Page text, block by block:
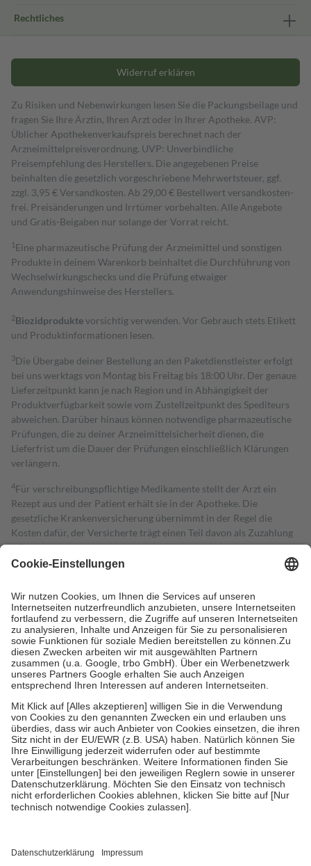
Rechtliches
Widerruf erklären
Zu Risiken und Nebenwirkungen lesen Sie die Packungsbeilage und
fragen Sie Ihre Ärztin, Ihren Arzt oder in Ihrer Apotheke. AVP:
Üblicher Apothekenverkaufspreis berechnet nach der
Arzneimittelpreisverordnung. UVP: Unverbindliche
Preisempfehlung des Herstellers. Die angegebenen Preise
beinhalten die gesetzlich vorgeschriebene Mehrwertsteuer, ggf.
zzgl. 3,95 € Versandkosten. Ab 29,00 € Bestell­wert versand­kosten­
frei. Preisänderungen und Irrtümer vorbehalten. Alle Angebote
und Gratis-Beigaben nur solange der Vorrat reicht.
1 Eine pharmazeutische Prüfung der Arzneimittel und sonstigen
Produkte in deinem Warenkorb beinhaltet die Durchführung von
Wechselwirkungschecks und die Prüfung etwaiger
Anwendungshinweise des Herstellers.
2Biozidproduktevorsichtig verwenden. Vor Gebrauch stets Etikett
und Produktinformationen lesen.
3Die Übergabe deiner Bestellung an den Paketdienstleister erfolgt
bei uns werktags von Montag bis Freitag bis 18:00 Uhr. Der genaue
Lieferzeitpunkt kann je nach Region und in Abhängigkeit der
Produktverfügbarkeit sowie vom Zustellzeitpunkt des Spediteurs
abweichen. Darüber hinaus können notwendige pharmazeutische
Prüfungen, die zu deiner Arzneimittelsicherheit dienen, die
Lieferfrist um die Dauer der Prüfungen einschließlich Klärungen
verlängern.
4Für verschreibungspflichtige Medikamente stellt der Arzt ein
Rezept aus und der Patient erhält sie in der Apotheke. Die
gesetzliche Krankenversicherung übernimmt in der Regel die
Kosten dafür, der Versicherte trägt einen Teil davon als Zuzahlung
mit.
Grundsätzlich leisten Mitglieder Zuzahlungen in Höhe von zehn
höchstens zehn Euro.
Es sind jedoch nie mehr als die tatsächlichen
Kosten der Leistung zu entrichten.
Diese Regeln gelten grundsätzlich auch für Online-Apotheken.
Bei Heilmitteln und häuslicher Krankenpflege beträgt die
Zuzahlung zehn Prozent der Kosten sowie zehn Euro je
Verordnung.
Um das Engagement der Versicherten für ihre eigene Gesundheit zu
stärken und die besondere Stellung der Familie zu unterstützen,
fallenkeine Zuzahlungenan bei:
• Kindern und Jugendlichen bis zum vollendeten 18. Lebensjahr
mit Ausnahme der Fahrkosten
• Untersuchungen zur Vorsorge und Früherkennung, die von der
GKV getragen werden
• empfohlenen Schutzimpfungen
• Harn- und Blutteststreifen
getroffen, um sicherzustellen, dass es sich um echte Bewertungen